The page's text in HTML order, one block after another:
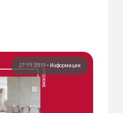
27.11.2019 • Информации